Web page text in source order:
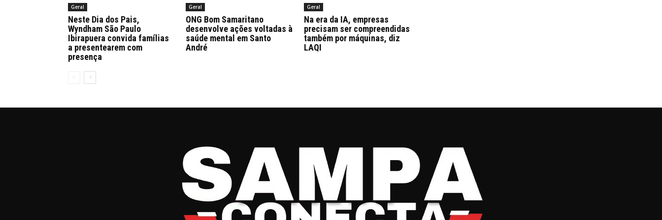
Geral
Neste Dia dos Pais,
Wyndham São Paulo
Ibirapuera convida famílias
a presentearem com
presença
Geral
ONG Bom Samaritano
desenvolve ações voltadas à
saúde mental em Santo
André
Geral
Na era da IA, empresas
precisam ser compreendidas
também por máquinas, diz
LAQI